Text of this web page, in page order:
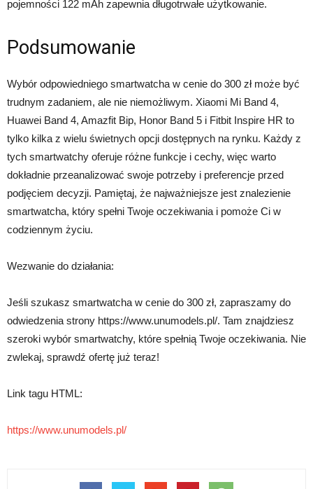
pojemności 122 mAh zapewnia długotrwałe użytkowanie.
Podsumowanie
Wybór odpowiedniego smartwatcha w cenie do 300 zł może być
trudnym zadaniem, ale nie niemożliwym. Xiaomi Mi Band 4,
Huawei Band 4, Amazfit Bip, Honor Band 5 i Fitbit Inspire HR to
tylko kilka z wielu świetnych opcji dostępnych na rynku. Każdy z
tych smartwatchy oferuje różne funkcje i cechy, więc warto
dokładnie przeanalizować swoje potrzeby i preferencje przed
podjęciem decyzji. Pamiętaj, że najważniejsze jest znalezienie
smartwatcha, który spełni Twoje oczekiwania i pomoże Ci w
codziennym życiu.
Wezwanie do działania:
Jeśli szukasz smartwatcha w cenie do 300 zł, zapraszamy do
odwiedzenia strony https://www.unumodels.pl/. Tam znajdziesz
szeroki wybór smartwatchy, które spełnią Twoje oczekiwania. Nie
zwlekaj, sprawdź ofertę już teraz!
Link tagu HTML:
https://www.unumodels.pl/